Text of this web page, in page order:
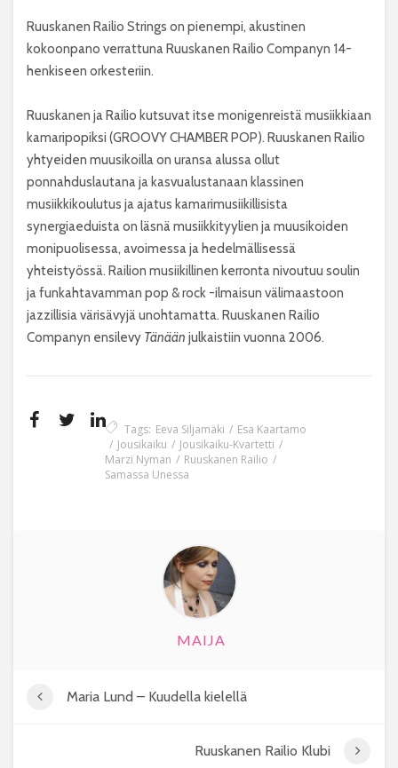
Ruuskanen Railio Strings on pienempi, akustinen
kokoonpano verrattuna Ruuskanen Railio Companyn 14-
henkiseen orkesteriin.
Ruuskanen ja Railio kutsuvat itse monigenreistä musiikkiaan
kamaripopiksi (GROOVY CHAMBER POP). Ruuskanen Railio
yhtyeiden muusikoilla on uransa alussa ollut
ponnahduslautana ja kasvualustanaan klassinen
musiikkikoulutus ja ajatus kamarimusiikillisista
synergiaeduista on läsnä musiikkityylien ja muusikoiden
monipuolisessa, avoimessa ja hedelmällisessä
yhteistyössä. Railion musiikillinen kerronta nivoutuu soulin
ja funkahtavamman pop & rock -ilmaisun välimaastoon
jazzillisia värisävyjä unohtamatta. Ruuskanen Railio
Companyn ensilevy Tänään julkaistiin vuonna 2006.
Tags: Eeva Siljamäki
Esa Kaartamo
Jousikaiku
Jousikaiku-Kvartetti
Marzi Nyman
Ruuskanen Railio
Samassa Unessa
MAIJA
Maria Lund – Kuudella kielellä
Ruuskanen Railio Klubi